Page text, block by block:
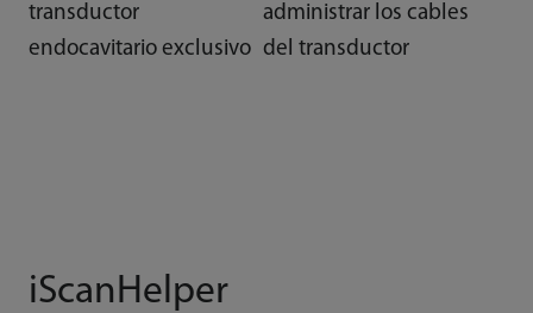
transductor
endocavitario exclusivo
administrar los cables
del transductor
iScanHelper